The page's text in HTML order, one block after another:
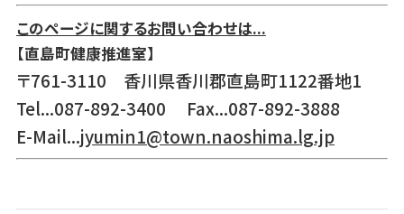
このページに関するお問い合わせは...
【直島町健康推進室】
〒761-3110 香川県香川郡直島町1122番地1
Tel...087-892-3400 Fax...087-892-3888
E-Mail...jyumin1@town.naoshima.lg.jp